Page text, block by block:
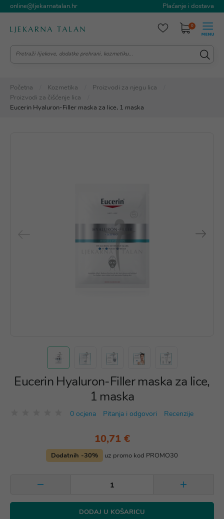
online@ljekarnatalan.hr Plaćanje i dostava
0
Početna Kozmetika
Proizvodi za njegu lica
Proizvodi za čišćenje lica
Eucerin Hyaluron-Filler maska za lice, 1 maska
Eucerin Hyaluron-Filler maska za lice,
1 maska
0 ocjena Pitanja i odgovori Recenzije
10,71 €
Dodatnih -30% uz promo kod PROMO30
DODAJ U KOŠARICU